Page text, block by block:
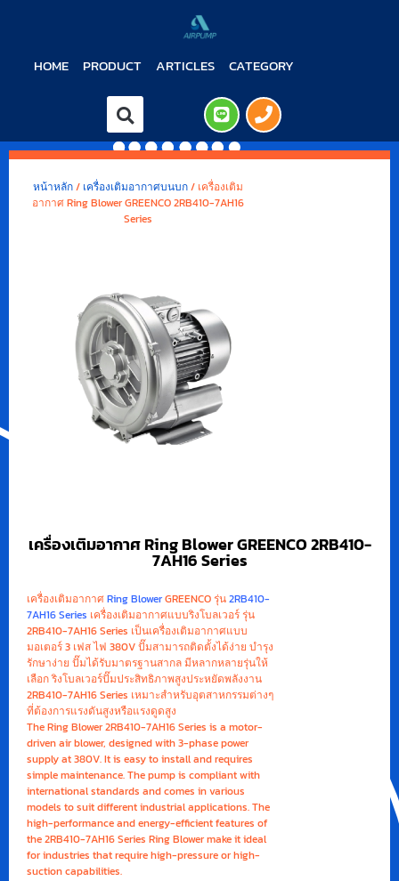
HOME PRODUCT ARTICLES CATEGORY
หน้าหลัก/ เครื่องเติมอากาศบนบก/ เครื่องเติม
อากาศ Ring Blower GREENCO 2RB410-7AH16
Series
เครื่องเติมอากาศ Ring Blower GREENCO 2RB410-
7AH16 Series
เครื่องเติมอากาศRing BlowerGREENCO รุ่น2RB410-
7AH16 Series เครื่องเติมอากาศแบบริงโบลเวอร์ รุ่น
2RB410-7AH16 Series เป็นเครื่องเติมอากาศแบบ
มอเตอร์ 3 เฟส ไฟ 380V ปั๊มสามารถติดตั้งได้ง่าย บำรุง
รักษาง่าย ปั๊มได้รับมาตรฐานสากล มีหลากหลายรุ่นให้
เลือก ริงโบลเวอร์ปั๊มประสิทธิภาพสูงประหยัดพลังงาน
2RB410-7AH16 Series เหมาะสำหรับอุตสาหกรรมต่างๆ
ที่ต้องการแรงดันสูงหรือแรงดูดสูง
The Ring Blower 2RB410-7AH16 Series is a motor-
driven air blower, designed with 3-phase power
supply at 380V. It is easy to install and requires
simple maintenance. The pump is compliant with
international standards and comes in various
models to suit different industrial applications. The
high-performance and energy-efficient features of
the 2RB410-7AH16 Series Ring Blower make it ideal
for industries that require high-pressure or high-
suction capabilities.